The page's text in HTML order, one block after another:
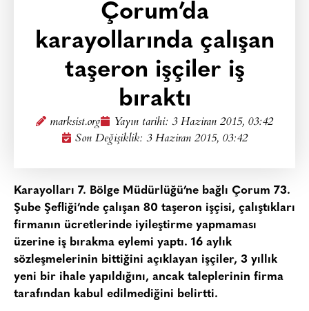
Çorum’da
karayollarında çalışan
taşeron işçiler iş
bıraktı
marksist.org Yayın tarihi: 3 Haziran 2015, 03:42
Son Değişiklik: 3 Haziran 2015, 03:42
Karayolları 7. Bölge Müdürlüğü’ne bağlı Çorum 73.
Şube Şefliği’nde çalışan 80 taşeron işçisi, çalıştıkları
firmanın ücretlerinde iyileştirme yapmaması
üzerine iş bırakma eylemi yaptı. 16 aylık
sözleşmelerinin bittiğini açıklayan işçiler, 3 yıllık
yeni bir ihale yapıldığını, ancak taleplerinin firma
tarafından kabul edilmediğini belirtti.